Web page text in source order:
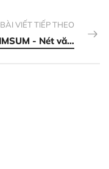
BÀI VIẾT TIẾP THEO
DIMSUM - Nét văn hoá ẩm thực đặc sắc của HongKong